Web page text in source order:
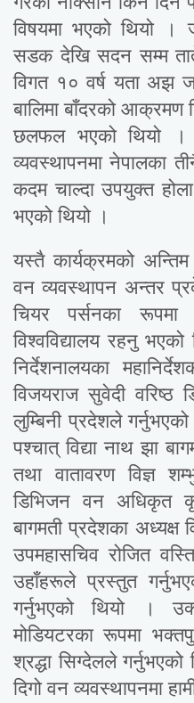
विषयमा भएको थियो ।
सडक देखि सदन सम्म
विगत १० वर्ष यता अझ
बालिमा बाँदरको आक्रमण
छलफल भएको थियो ।
व्यवस्थापनमा नेपालका
कदम चाल्दा उपयुक्त
भएको थियो ।
यस्तै कार्यक्रमको
वन व्यवस्थापन अन्तर
चियर पर्सनका
विश्वविद्यालय रहनु
निर्देशनालयका
विजयराज सुवेदी वरिष्ठ
लुम्बिनी प्रदेशले
पश्चात् विद्या नाथ झा
तथा वातावरण विज्ञ
डिभिजन वन अधिकृत
बागमती प्रदेशका अध्यक्ष
उपमहासचिव रोजित
उहाँहरूले प्रस्तुत
गर्नुभएको थियो ।
मोडियटरका रूपमा
श्रद्धा सिग्देलले
दिगो वन व्यवस्थापनमा